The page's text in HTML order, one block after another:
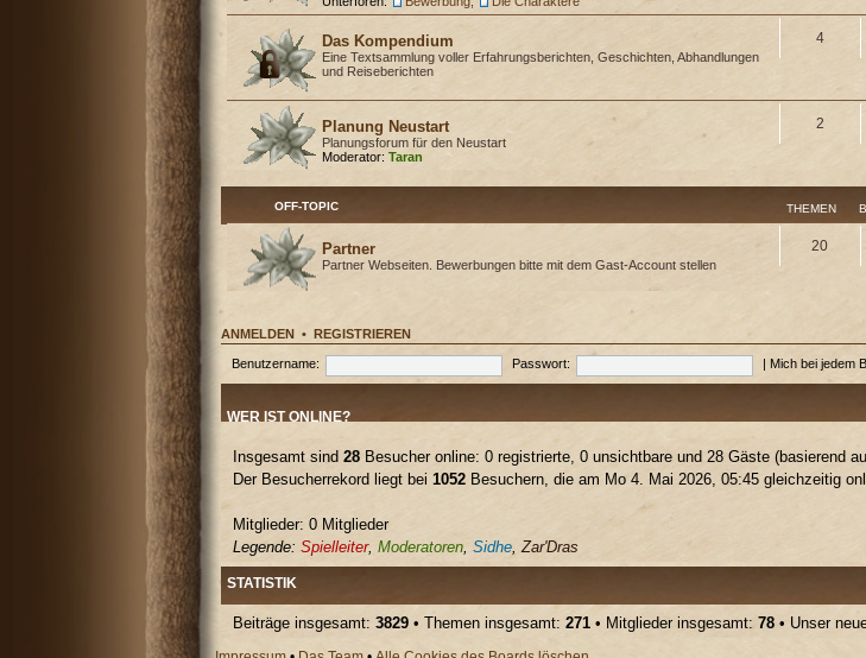
Das Kompendium
Eine Textsammlung voller Erfahrungsberichten, Geschichten, Abhandlungen
und Reiseberichten
4
Planung Neustart
Planungsforum für den Neustart
Moderator: Taran
2
OFF-TOPIC THEMEN
Partner
Partner Webseiten. Bewerbungen bitte mit dem Gast-Account stellen
20
ANMELDEN •REGISTRIEREN
Benutzername: Passwort: Mich bei jedem
WER IST ONLINE?
Insgesamt sind28 Besucher online: 0 registrierte, 0 unsichtbare und 28 Gäste (basierend
Der Besucherrekord liegt bei1052 Besuchern, die am Mo 4. Mai 2026, 05:45 gleichzeitig
Mitglieder: 0 Mitglieder
Legende:Spielleiter,Moderatoren,Sidhe,Zar'Dras
STATISTIK
Beiträge insgesamt:3829 • Themen insgesamt:271 • Mitglieder insgesamt:78 • Unser